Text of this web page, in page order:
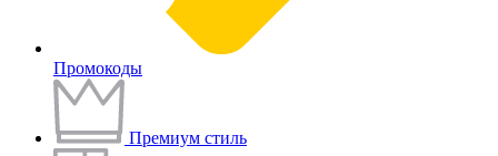
Промокоды
Премиум стиль